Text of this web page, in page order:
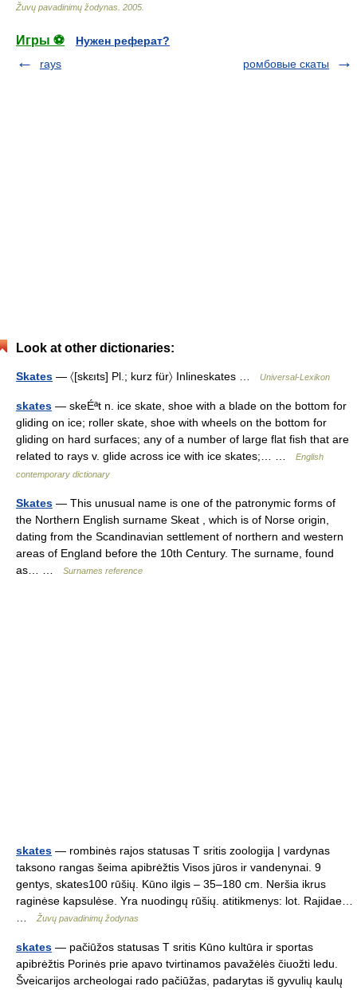
Žuvų pavadinimų žodynas 2005
Игры ⚽
Нужен реферат?
rays
ромбовые скаты
Look at other dictionaries:
Skates — 〈[skɛıts] Pl.; kurz für〉 Inlineskates … Universal-Lexikon
skates — skeÉªt n. ice skate, shoe with a blade on the bottom for
gliding on ice; roller skate, shoe with wheels on the bottom for
gliding on hard surfaces; any of a number of large flat fish that are
related to rays v. glide across ice with ice skates;… …
English
contemporary dictionary
Skates — This unusual name is one of the patronymic forms of
the Northern English surname Skeat , which is of Norse origin,
dating from the Scandinavian settlement of northern and western
areas of England before the 10th Century. The surname, found
as… …
Surnames reference
skates — rombinės rajos statusas T sritis zoologija | vardynas
taksono rangas šeima apibrėžtis Visos jūros ir vandenynai. 9
gentys, skates100 rūšių. Kūno ilgis – 35–180 cm. Neršia ikrus
raginėse kapsulėse. Yra nuodingų rūšių. atitikmenys: lot. Rajidae…
Žuvų pavadinimų žodynas
skates — pačiūžos statusas T sritis Kūno kultūra ir sportas
apibrėžtis Porinės prie apavo tvirtinamos pavažėlės čiuožti ledu.
Šveicarijos archeologai rado pačiūžas, padarytas iš gyvulių kaulų